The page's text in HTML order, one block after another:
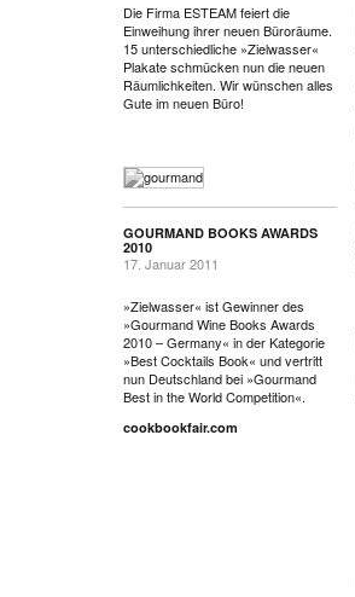
Die Firma ESTEAM feiert die
Einweihung ihrer neuen Büroräume.
15 unterschiedliche »Zielwasser«
Plakate schmücken nun die neuen
Räumlichkeiten. Wir wünschen alles
Gute im neuen Büro!
GOURMAND BOOKS AWARDS
2010
17. Januar 2011
»Zielwasser« ist Gewinner des
»Gourmand Wine Books Awards
2010 – Germany« in der Kategorie
»Best Cocktails Book« und vertritt
nun Deutschland bei »Gourmand
Best in the World Competition«.
cookbookfair.com